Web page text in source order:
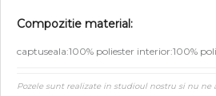
Compozitie material:
captuseala:100% poliester interior:100%
Pozele sunt realizate in studioul nostru si nu